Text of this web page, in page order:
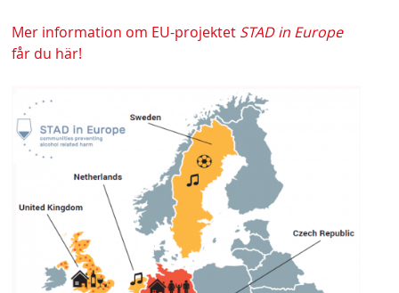
Mer information om EU-projektet STAD in Europe
får du här!